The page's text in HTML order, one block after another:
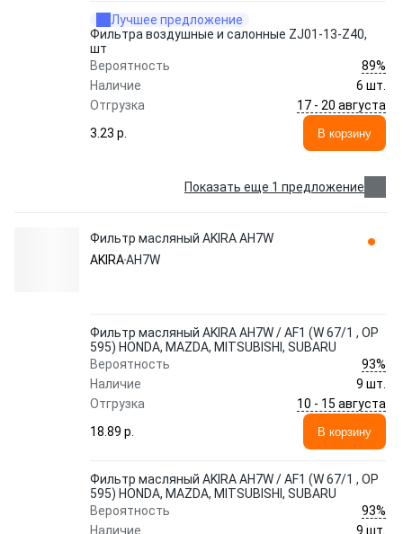
Лучшее предложение
Фильтра воздушные и салонные ZJ01-13-Z40,
шт
Вероятность
89%
Наличие
6 шт.
Отгрузка
17 - 20 августа
3.23 p.
В корзину
Показать еще 1 предложение
Фильтр масляный AKIRA AH7W
AKIRAAH7W
Фильтр масляный AKIRA AH7W / AF1 (W 67/1 , OP
595) HONDA, MAZDA, MITSUBISHI, SUBARU
Вероятность
93%
Наличие
9 шт.
Отгрузка
10 - 15 августа
18.89 p.
В корзину
Фильтр масляный AKIRA AH7W / AF1 (W 67/1 , OP
595) HONDA, MAZDA, MITSUBISHI, SUBARU
Вероятность
93%
Наличие
9 шт.